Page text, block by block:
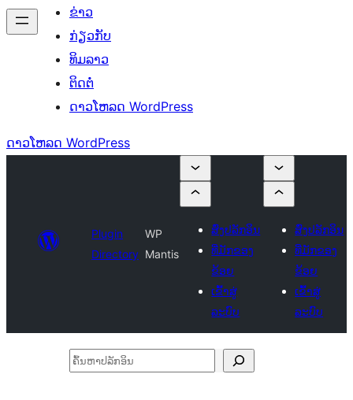
ຂ່າວ
ກ່ຽວກັບ
ທິມລາວ
ຕິດຕໍ່
ດາວໂຫລດ WordPress
ດາວໂຫລດ WordPress
Plugin
Directory
WP
Mantis
ສົ່ງປລັກອິນ
ທີ່ມັກຂອງ
ຂ້ອຍ
ເຂົ້າສູ່
ລະບົບ
ສົ່ງປລັກອິນ
ທີ່ມັກຂອງ
ຂ້ອຍ
ເຂົ້າສູ່
ລະບົບ
ຄົ້ນ